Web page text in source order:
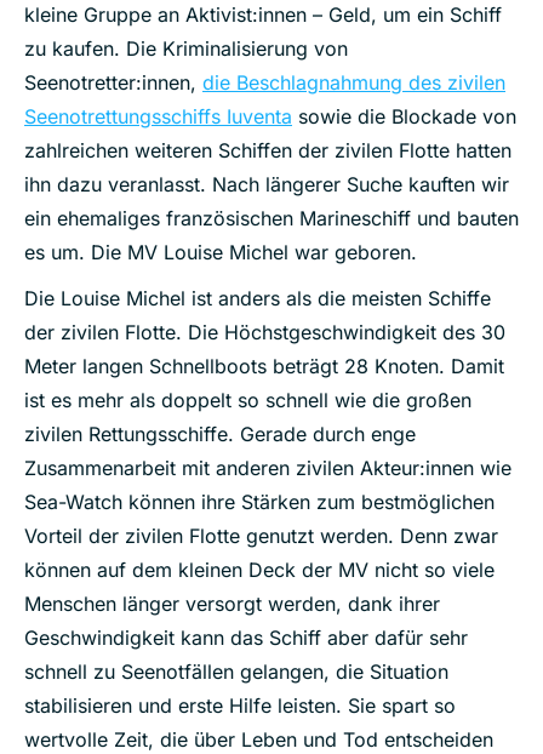
kleine Gruppe an Aktivist:innen – Geld, um ein Schiff
zu kaufen. Die Kriminalisierung von
Seenotretter:innen, die Beschlagnahmung des zivilen
Seenotrettungsschiffs Iuventa sowie die Blockade von
zahlreichen weiteren Schiffen der zivilen Flotte hatten
ihn dazu veranlasst. Nach längerer Suche kauften wir
ein ehemaliges französischen Marineschiff und bauten
es um. Die MV Louise Michel war geboren.
Die Louise Michel ist anders als die meisten Schiffe
der zivilen Flotte. Die Höchstgeschwindigkeit des 30
Meter langen Schnellboots beträgt 28 Knoten. Damit
ist es mehr als doppelt so schnell wie die großen
zivilen Rettungsschiffe. Gerade durch enge
Zusammenarbeit mit anderen zivilen Akteur:innen wie
Sea-Watch können ihre Stärken zum bestmöglichen
Vorteil der zivilen Flotte genutzt werden. Denn zwar
können auf dem kleinen Deck der MV nicht so viele
Menschen länger versorgt werden, dank ihrer
Geschwindigkeit kann das Schiff aber dafür sehr
schnell zu Seenotfällen gelangen, die Situation
stabilisieren und erste Hilfe leisten. Sie spart so
wertvolle Zeit, die über Leben und Tod entscheiden